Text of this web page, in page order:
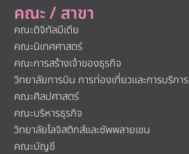
คณะ / สาขา
คณะดิจิทัลมีเดีย
คณะนิเทศศาสตร์
คณะการสร้างเจ้าของธุรกิจ
วิทยาลัยการบิน การท่องเที่ยวและการบริการ
คณะศิลปศาสตร์
คณะบริหารธุรกิจ
วิทยาลัยโลจิสติกส์และซัพพลายเชน
คณะบัญชี